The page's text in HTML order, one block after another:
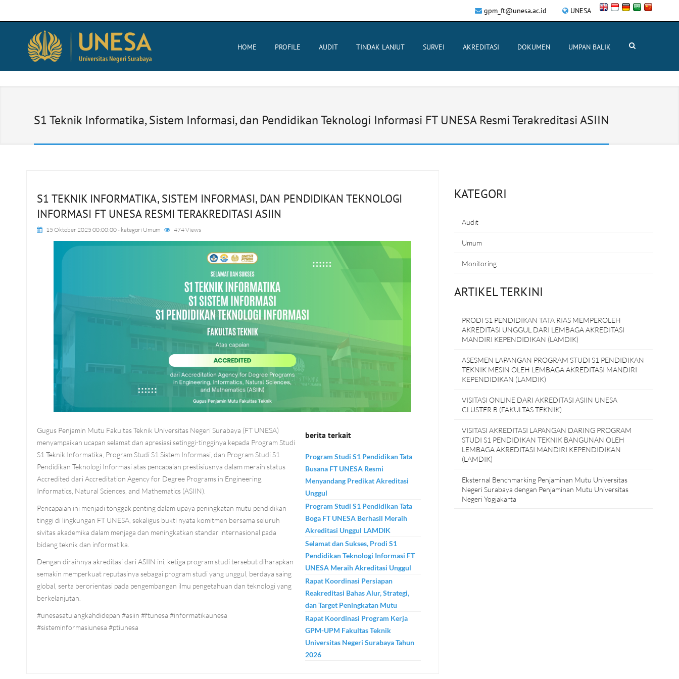
UNESA
gpm_ft@unesa.ac.id
HOME PROFILE AUDIT TINDAK LANJUT SURVEI AKREDITASI DOKUMEN UMPAN BALIK
S1 Teknik Informatika, Sistem Informasi, dan Pendidikan Teknologi Informasi FT UNESA Resmi Terakreditasi ASIIN
S1 TEKNIK INFORMATIKA, SISTEM INFORMASI, DAN PENDIDIKAN TEKNOLOGI
INFORMASI FT UNESA RESMI TERAKREDITASI ASIIN
15 Oktober 2025 00:00:00- kategori Umum 474 Views
berita terkait
Program Studi S1 Pendidikan Tata
Busana FT UNESA Resmi
Menyandang Predikat Akreditasi
Unggul
Program Studi S1 Pendidikan Tata
Boga FT UNESA Berhasil Meraih
Akreditasi Unggul LAMDIK
Selamat dan Sukses, Prodi S1
Pendidikan Teknologi Informasi FT
UNESA Meraih Akreditasi Unggul
Rapat Koordinasi Persiapan
Reakreditasi Bahas Alur, Strategi,
dan Target Peningkatan Mutu
Rapat Koordinasi Program Kerja
GPM-UPM Fakultas Teknik
Universitas Negeri Surabaya Tahun
2026
Gugus Penjamin Mutu Fakultas Teknik Universitas Negeri Surabaya (FT UNESA)
menyampaikan ucapan selamat dan apresiasi setinggi-tingginya kepada Program Studi
S1 Teknik Informatika, Program Studi S1 Sistem Informasi, dan Program Studi S1
Pendidikan Teknologi Informasi atas pencapaian prestisiusnya dalam meraih status
Accredited dari Accreditation Agency for Degree Programs in Engineering,
Informatics, Natural Sciences, and Mathematics (ASIIN).
Pencapaian ini menjadi tonggak penting dalam upaya peningkatan mutu pendidikan
tinggi di lingkungan FT UNESA, sekaligus bukti nyata komitmen bersama seluruh
sivitas akademika dalam menjaga dan meningkatkan standar internasional pada
bidang teknik dan informatika.
Dengan diraihnya akreditasi dari ASIIN ini, ketiga program studi tersebut diharapkan
semakin memperkuat reputasinya sebagai program studi yang unggul, berdaya saing
global, serta berorientasi pada pengembangan ilmu pengetahuan dan teknologi yang
berkelanjutan.
#unesasatulangkahdidepan #asiin #ftunesa #informatikaunesa
#sisteminformasiunesa #ptiunesa
KATEGORI
Audit
Umum
Monitoring
ARTIKEL TERKINI
PRODI S1 PENDIDIKAN TATA RIAS MEMPEROLEH
AKREDITASI UNGGUL DARI LEMBAGA AKREDITASI
MANDIRI KEPENDIDIKAN (LAMDIK)
ASESMEN LAPANGAN PROGRAM STUDI S1 PENDIDIKAN
TEKNIK MESIN OLEH LEMBAGA AKREDITASI MANDIRI
KEPENDIDIKAN (LAMDIK)
VISITASI ONLINE DARI AKREDITASI ASIIN UNESA
CLUSTER B (FAKULTAS TEKNIK)
VISITASI AKREDITASI LAPANGAN DARING PROGRAM
STUDI S1 PENDIDIKAN TEKNIK BANGUNAN OLEH
LEMBAGA AKREDITASI MANDIRI KEPENDIDIKAN
(LAMDIK)
Eksternal Benchmarking Penjaminan Mutu Universitas
Negeri Surabaya dengan Penjaminan Mutu Universitas
Negeri Yogjakarta